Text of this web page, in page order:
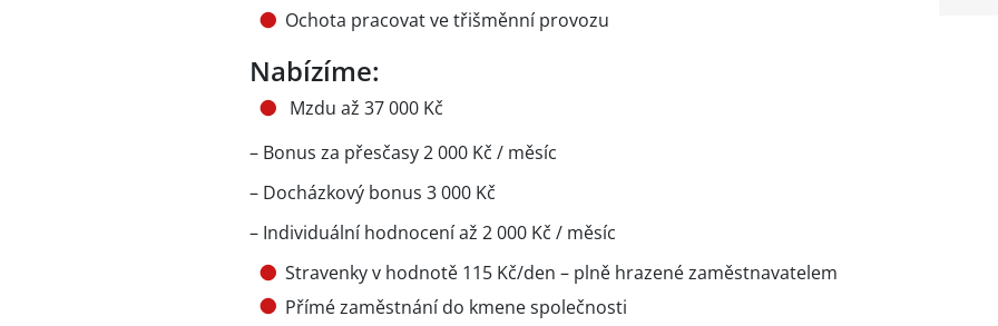
Ochota pracovat ve třišměnní provozu
Nabízíme:
Mzdu až 37 000 Kč
– Bonus za přesčasy 2 000 Kč / měsíc
– Docházkový bonus 3 000 Kč
– Individuální hodnocení až 2 000 Kč / měsíc
Stravenky v hodnotě 115 Kč/den – plně hrazené zaměstnavatelem
Přímé zaměstnání do kmene společnosti